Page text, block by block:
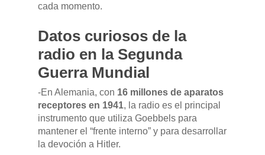
cada momento.
Datos curiosos de la
radio en la Segunda
Guerra Mundial
-En Alemania, con 16 millones de aparatos
receptores en 1941, la radio es el principal
instrumento que utiliza Goebbels para
mantener el “frente interno” y para desarrollar
la devoción a Hitler.